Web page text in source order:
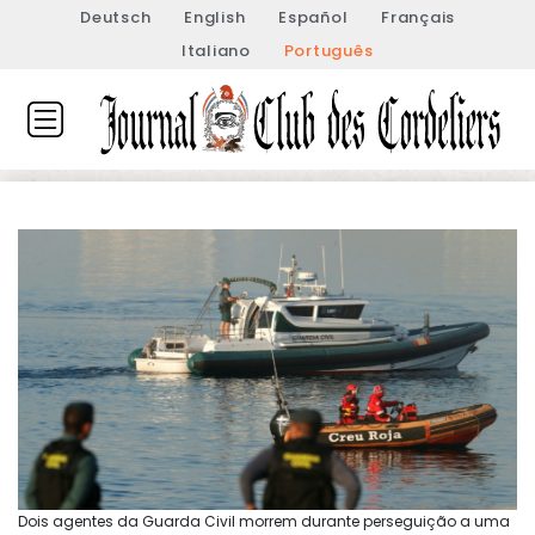
Deutsch English Español
Français
Italiano
Português
Dois agentes da Guarda Civil morrem durante perseguição a uma